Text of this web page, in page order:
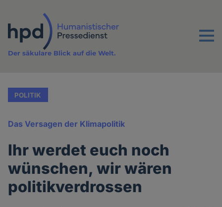
Inhalt
Menu
Der säkulare Blick auf die Welt.
POLITIK
Das Versagen der Klimapolitik
Ihr werdet euch noch
wünschen, wir wären
politikverdrossen